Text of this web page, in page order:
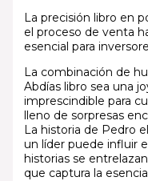
La precisión libro en
el proceso de venta
esencial para
La combinación de
Abdías libro sea una
imprescindible para
lleno de sorpresas
La historia de Pedro
un líder puede influir
historias se
que captura la